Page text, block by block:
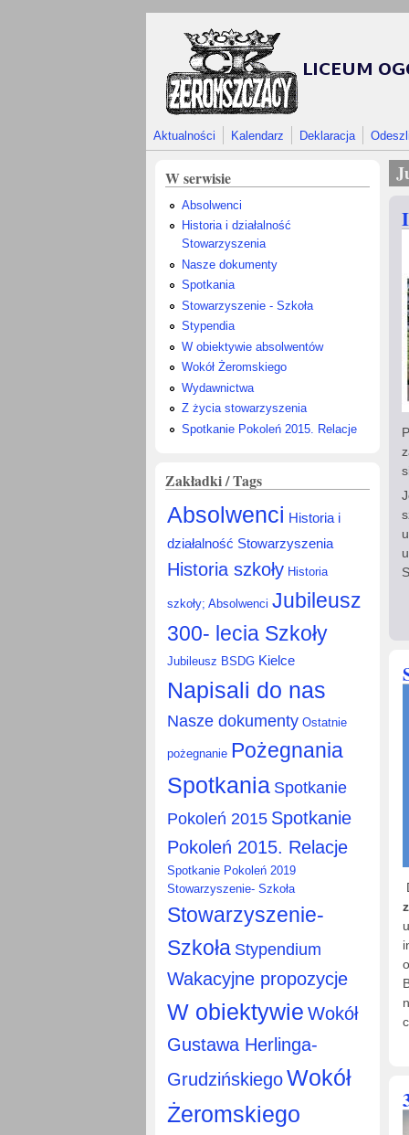
Aktualności Kalendarz Deklaracja
W serwisie
Absolwenci
Historia i działalność
Stowarzyszenia
Nasze dokumenty
Spotkania
Stowarzyszenie - Szkoła
Stypendia
W obiektywie absolwentów
Wokół Żeromskiego
Wydawnictwa
Z życia stowarzyszenia
Spotkanie Pokoleń 2015. Relacje
Zakładki / Tags
Absolwenci Historia i
działalność Stowarzyszenia
Historia szkoły Historia
szkoły; Absolwenci Jubileusz
300- lecia Szkoły
Jubileusz BSDG Kielce
Napisali do nas
Nasze dokumenty Ostatnie
pożegnanie Pożegnania
Spotkania Spotkanie
Pokoleń 2015 Spotkanie
Pokoleń 2015. Relacje
Spotkanie Pokoleń 2019
Stowarzyszenie- Szkoła
Stowarzyszenie-
Szkoła Stypendium
Wakacyjne propozycje
W obiektywie Wokół
Gustawa Herlinga-
GrudzińskiegoWokół
Żeromskiego